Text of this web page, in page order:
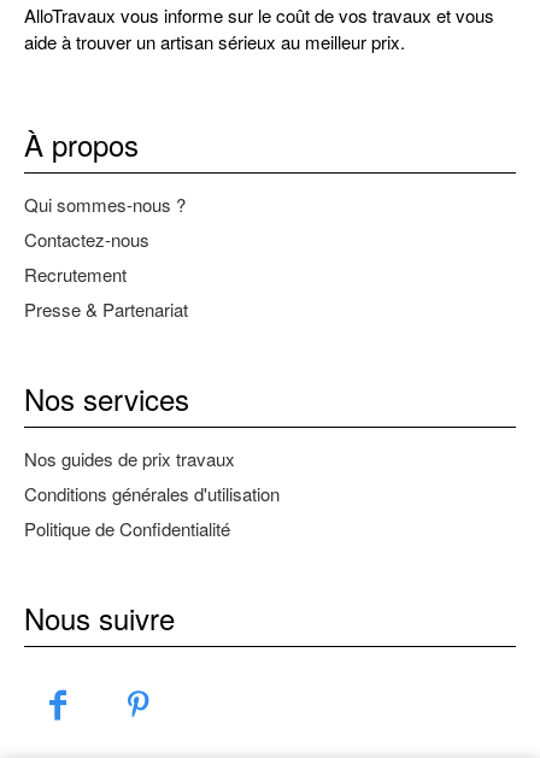
AlloTravaux vous informe sur le coût de vos travaux et vous
aide à trouver un artisan sérieux au meilleur prix.
À propos
Qui sommes-nous ?
Contactez-nous
Recrutement
Presse & Partenariat
Nos services
Nos guides de prix travaux
Conditions générales d'utilisation
Politique de Confidentialité
Nous suivre